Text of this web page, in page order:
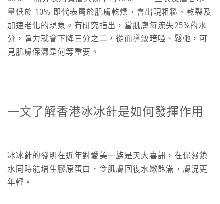
量低於 10% 即代表屬於肌膚乾燥，會出現粗糙、乾裂及
加速老化的現象。有研究指出，當肌膚每流失25%的水
分，彈力就會下降三分之二，從而導致暗啞、鬆弛，可
見肌膚保濕是何等重要。
一文了解香港冰冰針是如何發揮作用
冰冰針的發明在近年對愛美一族是天大喜訊，在保濕鎖
水同時能增生膠原蛋白，令肌膚回復水嫩飽滿，膚況更
年輕。